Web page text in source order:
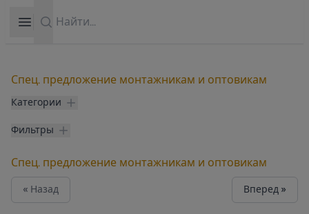
Open sidebar
Спец. предложение монтажникам и оптовикам
Категории
Фильтры
Спец. предложение монтажникам и оптовикам
« Назад Вперед »